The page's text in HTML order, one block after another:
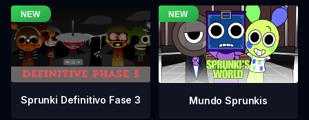
Sprunki Definitivo Fase 3 Mundo Sprunkis